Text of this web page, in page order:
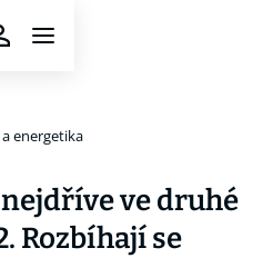
energetika
ve druhé
Rozbíhají se